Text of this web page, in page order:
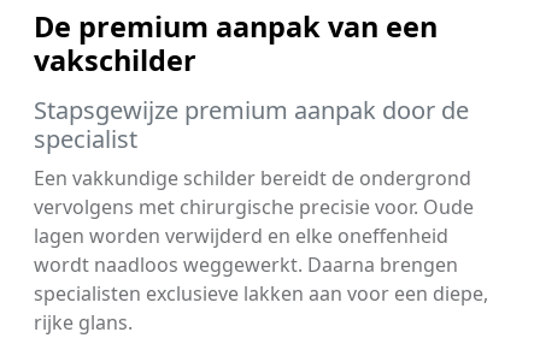
De premium aanpak van een
vakschilder
Stapsgewijze premium aanpak door de
specialist
Een vakkundige schilder bereidt de ondergrond
vervolgens met chirurgische precisie voor. Oude
lagen worden verwijderd en elke oneffenheid
wordt naadloos weggewerkt. Daarna brengen
specialisten exclusieve lakken aan voor een diepe,
rijke glans.